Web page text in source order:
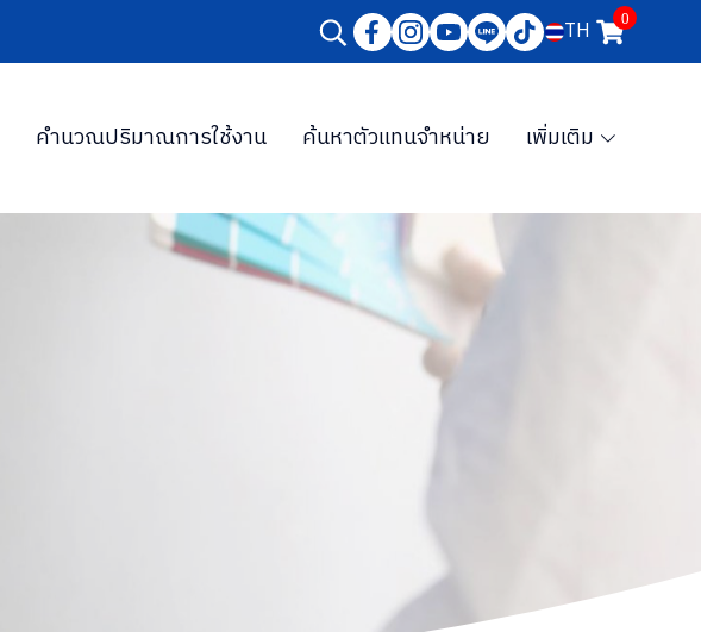
TH 0
คำนวณปริมาณการใช้งาน ค้นหาตัวแทนจำหน่าย เพิ่มเติม